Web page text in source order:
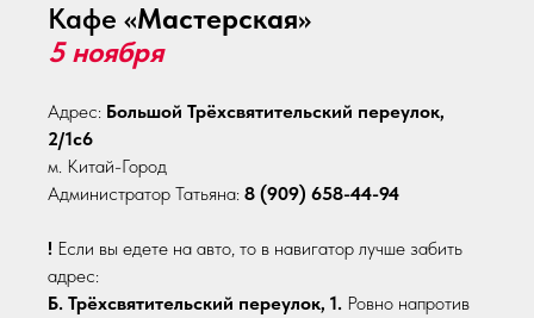
Кафе «Мастерская»
5 ноября
Адрес: Большой Трёхсвятительский переулок,
2/1с6
м. Китай-Город
Администратор Татьяна: 8 (909) 658-44-94
! Если вы едете на авто, то в навигатор лучше забить
адрес:
Б. Трёхсвятительский переулок, 1. Ровно напротив